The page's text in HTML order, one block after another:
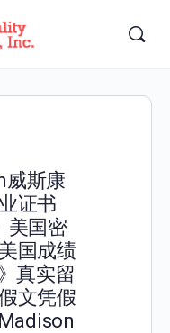
威斯康
证书
美国密
国成绩
真实留
文凭假